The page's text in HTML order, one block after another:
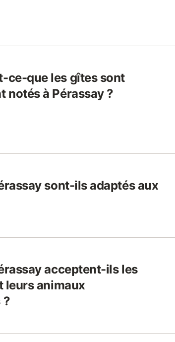
ce-que les gîtes sont
notés à Pérassay ?
sont-ils adaptés aux
acceptent-ils les
leurs animaux
?